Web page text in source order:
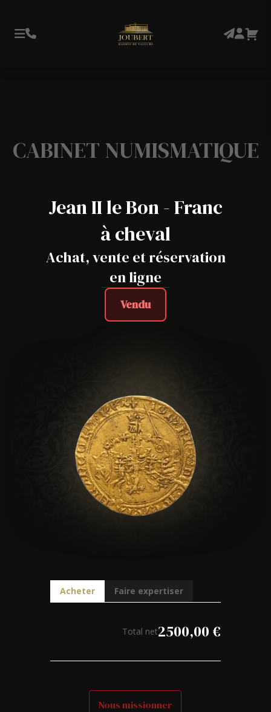
CABINET NUMISMATIQUE
Jean II le Bon - Franc
à cheval
Achat, vente et réservation
en ligne
Vendu
Acheter Faire expertiser
Total net2500,00€
Nous missionner